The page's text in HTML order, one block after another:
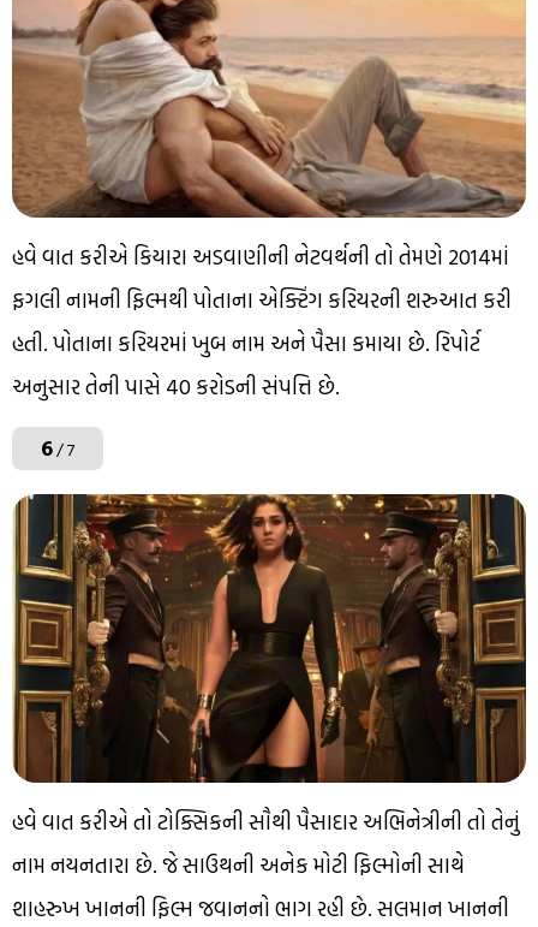
હવે વાત કરીએ કિયારા અડવાણીની નેટવર્થની તો તેમણે 2014માં
ફગલી નામની ફિલ્મથી પોતાના એક્ટિંગ કરિયરની શરુઆત કરી
હતી. પોતાના કરિયરમાં ખુબ નામ અને પૈસા કમાયા છે. રિપોર્ટ
અનુસાર તેની પાસે 40 કરોડની સંપત્તિ છે.
6/ 7
હવે વાત કરીએ તો ટોક્સિકની સૌથી પૈસાદાર અભિનેત્રીની તો તેનું
નામ નયનતારા છે. જે સાઉથની અનેક મોટી ફિલ્મોની સાથે
શાહરુખ ખાનની ફિલ્મ જવાનનો ભાગ રહી છે. સલમાન ખાનની